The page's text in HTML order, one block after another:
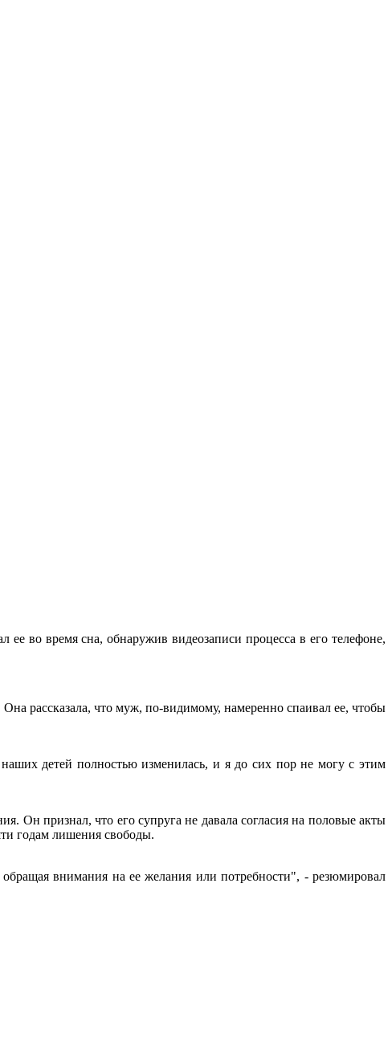
во время сна, обнаружив видеозаписи процесса в его телефоне,
рассказала, что муж, по-видимому, намеренно спаивал ее, чтобы
детей полностью изменилась, и я до сих пор не могу с этим
Он признал, что его супруга не давала согласия на половые акты
годам лишения свободы.
внимания на ее желания или потребности", - резюмировал